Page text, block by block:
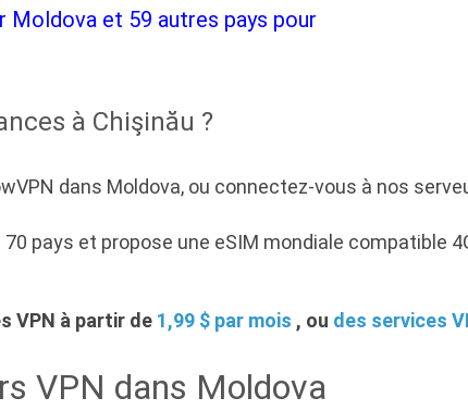
Moldova et 59 autres pays pour
à Chişinău ?
dans Moldova, ou connectez-vous à nos
pays et propose une eSIM mondiale compatible
VPN à partir de 1,99 $ par mois , ou des services
VPN dans Moldova